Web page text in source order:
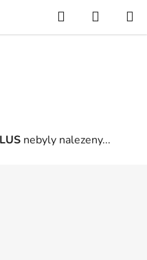
Hledat
KOŠÍK
nebyly nalezeny...